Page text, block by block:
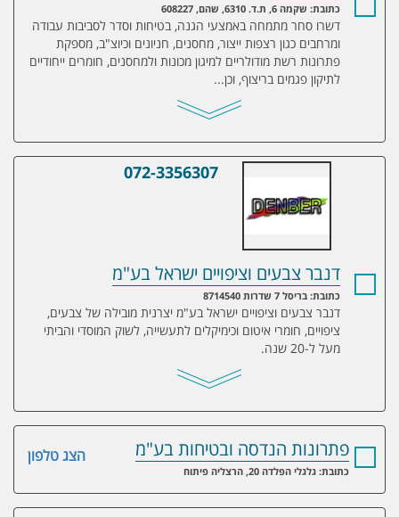
כתובת: שקמה 6, ת.ד. 6310, שהם, 608227
דשרו סחר מתמחה באמצעי הגנה, בטיחות וסדר לסביבות עבודה
ומרחבים כגון רצפות ייצור, מחסנים, חניונים וכיוצ"ב, מספקת
פתרונות רשת מודולריים למיגון מכונות ולמחסנים, חומרים ייחודיים
לתיקון פגמים בריצוף, וכן...
דנבר צבעים וציפויים ישראל בע"מ
072-3356307
דנבר צבעים וציפויים ישראל בע"מ
כתובת: בריסל 7 שדרות 8714540
דנבר צבעים וציפויים ישראל בע"מ יצרנית מובילה של צבעים,
ציפויים, חומרי איטום וכימיקלים לתעשייה, לשוק המוסדי והביתי
מעל ל-20 שנה.
הצג טלפון פתרונות הנדסה ובטיחות בע"מ
כתובת: גלגלי הפלדה 20, הרצליה פיתוח